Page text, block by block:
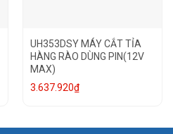
UH353DSY MÁY CẮT TỈA
HÀNG RÀO DÙNG PIN(12V
MAX)
3.637.920₫